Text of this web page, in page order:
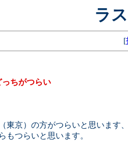
ラ
[
ちがつらい
東京）の方がつらいと思います、
もつらいと思います。